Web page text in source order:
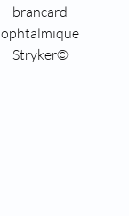
brancard
ophtalmique
Stryker©